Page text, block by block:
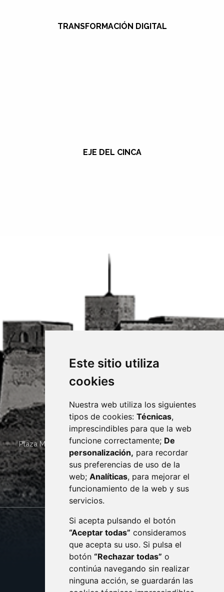
Este sitio utiliza
cookies
Nuestra web utiliza los siguientes
tipos de cookies: Técnicas,
imprescindibles para que la web
funcione correctamente; De
personalización, para recordar
sus preferencias de uso de la
web; Analíticas, para mejorar el
funcionamiento de la web y sus
servicios.
Si acepta pulsando el botón
“Aceptar todas” consideramos
que acepta su uso. Si pulsa el
botón “Rechazar todas” o
continúa navegando sin realizar
ninguna acción, se guardarán las
TRANSFORMACIÓN DIGITAL
EJE DEL CINCA
Plaza Mayor 4 22400 MONZÓN - ARAGÓN (ESPAÑA)
· (34) 974 400 700 ·
sac@monzon.es
monzon.es
CONTACTO
AVISO LEGAL
PROTECCIÓN DE DATOS
POLÍTICA DE COOKIES
ACCESIBILIDAD
ENLACE EXTERNO AL